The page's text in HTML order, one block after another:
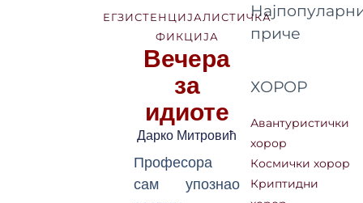
ЕГЗИСТЕНЦИЈАЛИСТИЧКА
ФИКЦИЈА
Вечера
за
идиоте
Дарко Митровић
Професора
сам упознао
приче
ХОРОР
Авантуристички
хорор
Космички хорор
Криптидни